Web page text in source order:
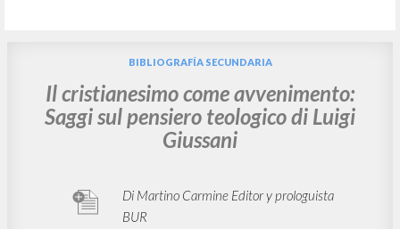
BIBLIOGRAFÍA SECUNDARIA
Il cristianesimo come avvenimento:
Saggi sul pensiero teologico di Luigi
Giussani
Di Martino Carmine Editor y prologuista
BUR